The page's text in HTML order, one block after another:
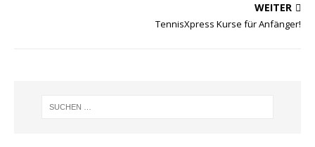
WEITER
TennisXpress Kurse für Anfänger!